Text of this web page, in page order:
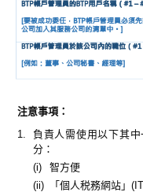
注意事項：
1.
負責人需使用以下其
分：
(i)
智方便
(ii)
「個人税務網站」